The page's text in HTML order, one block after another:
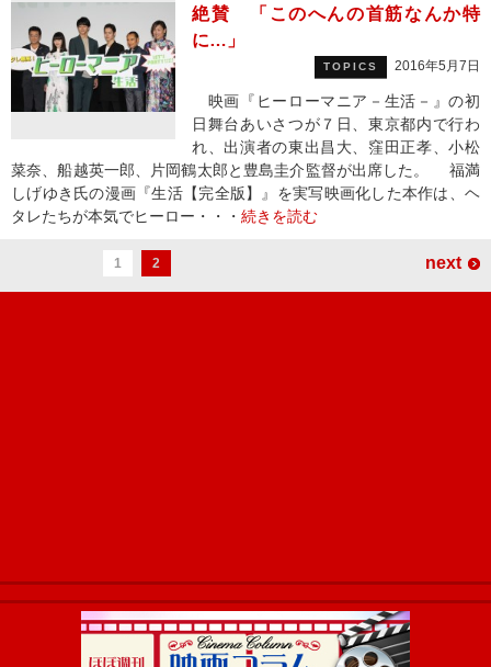
絶賛 「このへんの首筋なんか特
に…」
TOPICS 2016年5月7日
映画『ヒーローマニア－生活－』の初
日舞台あいさつが７日、東京都内で行わ
れ、出演者の東出昌大、窪田正孝、小松
菜奈、船越英一郎、片岡鶴太郎と豊島圭介監督が出席した。 福満
しげゆき氏の漫画『生活【完全版】』を実写映画化した本作は、ヘ
タレたちが本気でヒーロー・・・ 続きを読む
1 2 next